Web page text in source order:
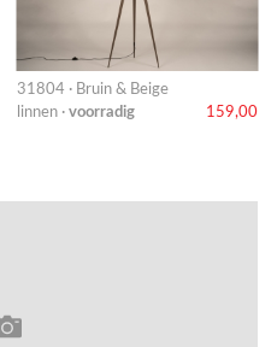
31804 · Bruin & Beige
linnen · voorradig 159,00